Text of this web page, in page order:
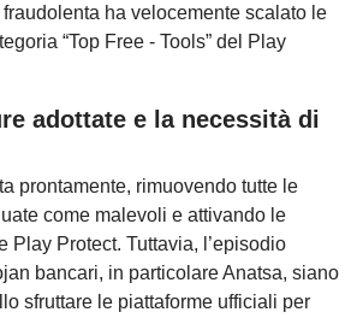
fraudolenta ha velocemente scalato le
“Top Free - Tools” del Play
adottate e la necessità di
prontamente, rimuovendo tutte le
come malevoli e attivando le
Play Protect. Tuttavia, l’episodio
bancari, in particolare Anatsa, siano
sfruttare le piattaforme ufficiali per